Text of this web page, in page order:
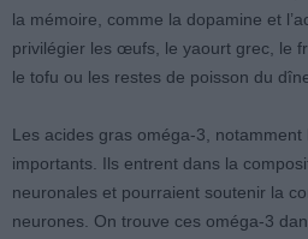
la mémoire, comme la dopamine et
privilégier les œufs, le yaourt grec, le
le tofu ou les restes de poisson du
Les acides gras oméga-3, notamment
importants. Ils entrent dans la
neuronales et pourraient soutenir la
neurones. On trouve ces oméga-3